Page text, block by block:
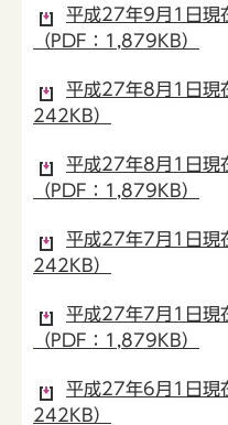
平成27年9月1日現
（PDF：1,879KB）
平成27年8月1日現
242KB）
平成27年8月1日現
（PDF：1,879KB）
平成27年7月1日現
242KB）
平成27年7月1日現
（PDF：1,879KB）
平成27年6月1日現
242KB）